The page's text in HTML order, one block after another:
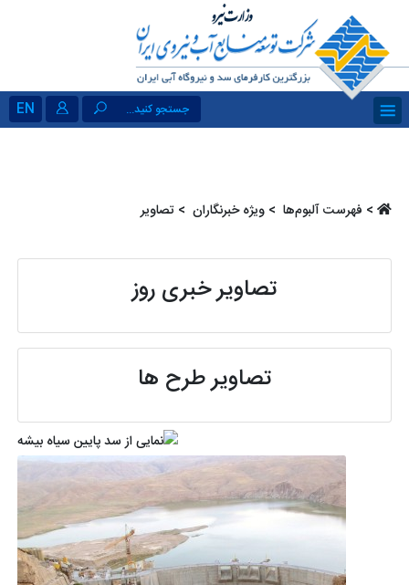
EN جستجو کنید...
> فهرست آلبو‌م‌ها ‏ >ویژه خبرنگاران ‏ > تصاویر
تصاویر خبری روز
تصاویر طرح ها